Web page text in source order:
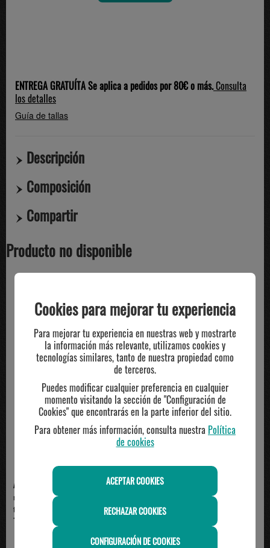
ENTREGA GRATUÍTA Se aplica a pedidos por 80€ o más.Consulta
los detalles
Guía de tallas
Descripción
Composición
Compartir
Producto no disponible
TE PUEDE INTERESAR
ADIDAS
minikit 2ª camiseta Real Madrid
temp. 26/27 , v...
110.00€
ADIDAS
2ª camiseta Real Madrid temp.
26/27 , verde
Cookies para mejorar tu experiencia
Para mejorar tu experiencia en nuestras web y mostrarte
la información más relevante, utilizamos cookies y
tecnologías similares, tanto de nuestra propiedad como
de terceros.
Puedes modificar cualquier preferencia en cualquier
momento visitando la sección de "Configuración de
Cookies" que encontrarás en la parte inferior del sitio.
Para obtener más información, consulta nuestra Política
de cookies
ACEPTAR COOKIES
RECHAZAR COOKIES
CONFIGURACIÓN DE COOKIES